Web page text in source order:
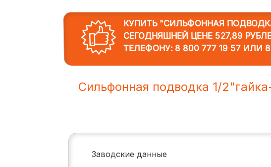
КУПИТЬ "СИЛЬФОННАЯ
СЕГОДНЯШНЕЙ ЦЕНЕ 527,89
ТЕЛЕФОНУ: 8 800 777 19 57ИЛИ
Сильфонная подводка 1/
Заводские данные